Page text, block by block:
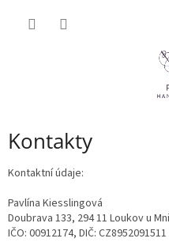
Kontakty
Kontaktní údaje:
Pavlína Kiesslingová
Doubrava 133, 294 11 Loukov u
IČO: 00912174, DIČ: